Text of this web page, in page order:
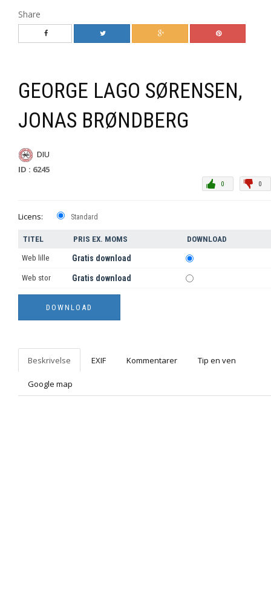
Share
GEORGE LAGO SØRENSEN,
JONAS BRØNDBERG
DIU
ID : 6245
0
0
Licens: Standard
TITEL PRIS EX. MOMS DOWNLOAD
Web lille Gratis download
Web stor Gratis download
Beskrivelse EXIF Kommentarer Tip en ven
Google map